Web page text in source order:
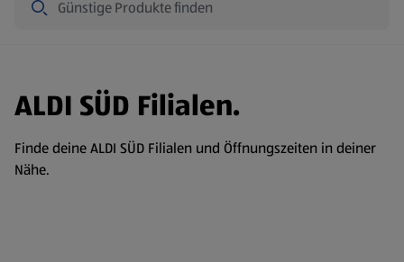
ALDI SÜD Filialen.
Finde deine ALDI SÜD Filialen und Öffnungszeiten in deiner
Nähe.